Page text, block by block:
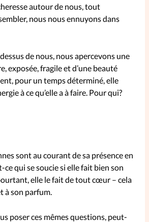
de...
Relations
autour de nous, tout
nous nous ennuyons dans
de nous, nous apercevons une
exposée, fragile et d’une beauté
pour un temps déterminé, elle
à ce qu’elle a à faire. Pour qui?
sont au courant de sa présence en
qui se soucie si elle fait bien son
elle le fait de tout cœur – cela
à son parfum.
poser ces mêmes questions, peut-